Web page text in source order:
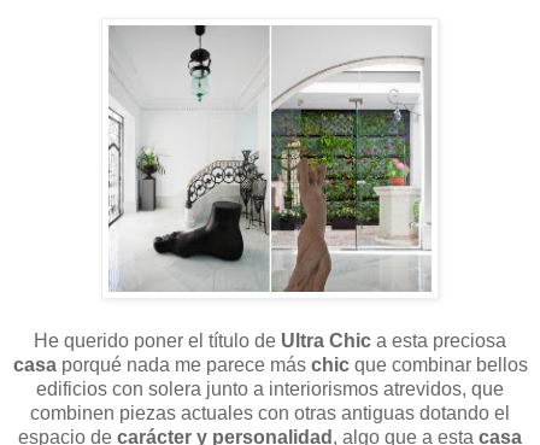
He querido poner el título de Ultra Chic a esta preciosa
casaporqué nada me parece más chicque combinar bellos
edificios con solera junto a interiorismos atrevidos, que
combinen piezas actuales con otras antiguas dotando el
espacio de carácter y personalidad , algo que a esta casa